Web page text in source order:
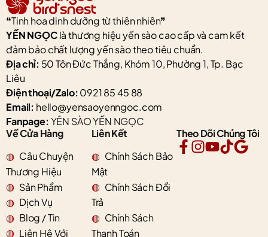
❝Tinh hoa dinh dưỡng từ thiên nhiên❞
YẾN NGỌClà thương hiệu yến sào cao cấp và cam kết
đảm bảo chất lượng yến sào theo tiêu chuẩn.
Địa chỉ: 50 Tôn Đức Thắng, Khóm 10, Phường 1, Tp. Bạc
Liêu
Điện thoại/Zalo: 0921 85 45 88
Email: hello@yensaoyenngoc.com
Fanpage: YÊN SÀO YẾN NGỌC
Về Cửa Hàng
Câu Chuyện
Thương Hiệu
Sản Phẩm
Dịch Vụ
Blog / Tin
Liên Hệ Với
Liên Kết
Chính Sách Bảo
Mật
Chính Sách Đổi
Trả
Chính Sách
Thanh Toán
Theo Dõi Chúng Tôi